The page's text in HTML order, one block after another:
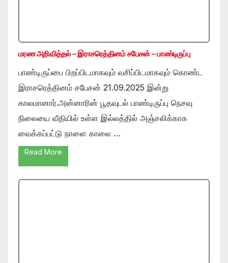
மரண அறிவித்தல் – இராசரெத்தினம் சபேசன் – பாண்டிருப்பு
பாண்டிருப்பை பிறப்பிடமாகவும் வசிப்பிடமாகவும் கொண்ட
இராசரெத்தினம் சபேசன் 21.09.2025 இன்று
காலமானார்.அன்னாரின் பூதவுடல் பாண்டிருப்பு நெசவு
நிலையை வீதியில் உள்ள இல்லத்தில் அஞ்சலிக்காக
வைக்கப்பட்டு நாளை காலை …
Read More